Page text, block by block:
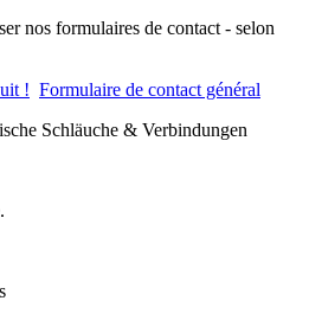
nos formulaires de contact - selon
! Formulaire de contact général